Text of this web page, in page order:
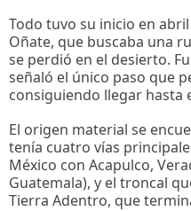
Todo tuvo su inicio en
Oñate, que buscaba una
se perdió en el desierto.
señaló el único paso que
consiguiendo llegar hasta
El origen material se
tenía cuatro vías
México con Acapulco,
Guatemala), y el troncal
Tierra Adentro, que